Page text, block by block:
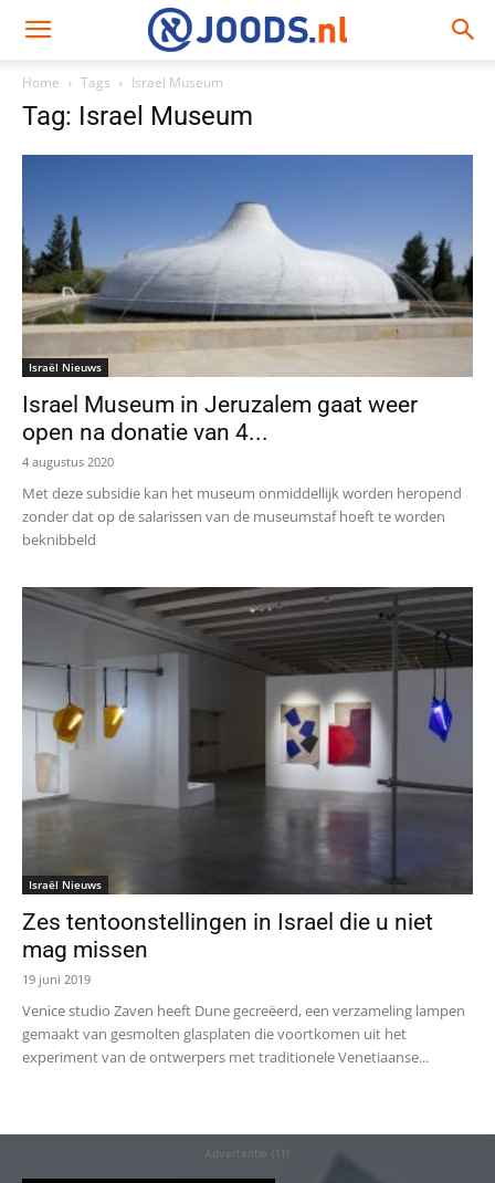
Home Tags Israel Museum
Tag: Israel Museum
Israël Nieuws
Israel Museum in Jeruzalem gaat weer
open na donatie van 4...
4 augustus 2020
Met deze subsidie ​​kan het museum onmiddellijk worden heropend
zonder dat op de salarissen van de museumstaf hoeft te worden
beknibbeld
Israël Nieuws
Zes tentoonstellingen in Israel die u niet
mag missen
19 juni 2019
Venice studio Zaven heeft Dune gecreëerd, een verzameling lampen
gemaakt van gesmolten glasplaten die voortkomen uit het
experiment van de ontwerpers met traditionele Venetiaanse...
Advertentie (11)